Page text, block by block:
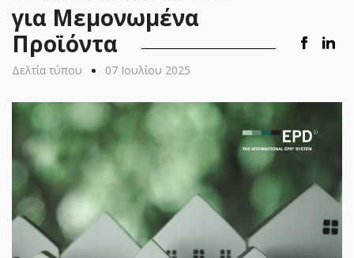
για Μεμονωμένα
Προϊόντα
Δελτία τύπου • 07 Ιουλίου 2025